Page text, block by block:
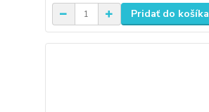
Pridať do košíka